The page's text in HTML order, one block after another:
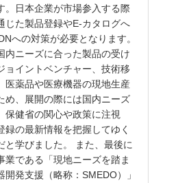
。日本企業が市場参入する際
じた製品登録やE-カタログへ
への対策が必要となります。
内ニーズに合った製品の受け
ョイントベンチャー、技術移
医薬品や医療機器の現地生産
め、展開の際には国内ニーズ
保健省の関心や政策に注視
録の最新情報を把握してゆく
と学びました。 また、最後に
業である「現地ニーズを踏ま
開発支援（略称：SMEDO）」